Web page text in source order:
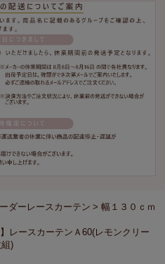
ダーレースカーテン
幅１３０ｃｍ
レースカーテンＡ60(レモンクリー
)